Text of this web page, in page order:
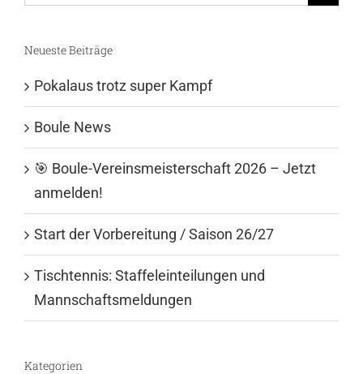
nach:
Neueste Beiträge
Pokalaus trotz super Kampf
Boule News
🎯 Boule-Vereinsmeisterschaft 2026 – Jetzt
anmelden!
Start der Vorbereitung / Saison 26/27
Tischtennis: Staffeleinteilungen und
Mannschaftsmeldungen
Kategorien